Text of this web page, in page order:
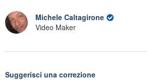
Michele Caltagirone
Video Maker
Suggerisci una correzione